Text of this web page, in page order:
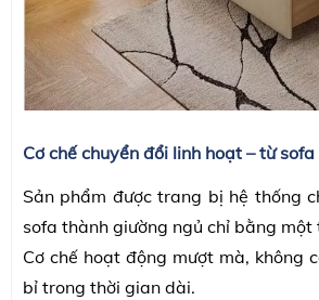
Cơ chế chuyển đổi linh hoạt – từ
Sản phẩm được trang bị hệ thống
sofa thành giường ngủ chỉ bằng
Cơ chế hoạt động mượt mà, không
bỉ trong thời gian dài.